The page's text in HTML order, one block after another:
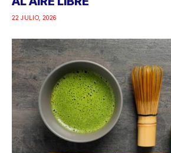
22 JULIO, 2026